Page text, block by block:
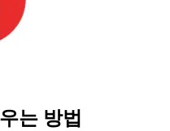
는 방법